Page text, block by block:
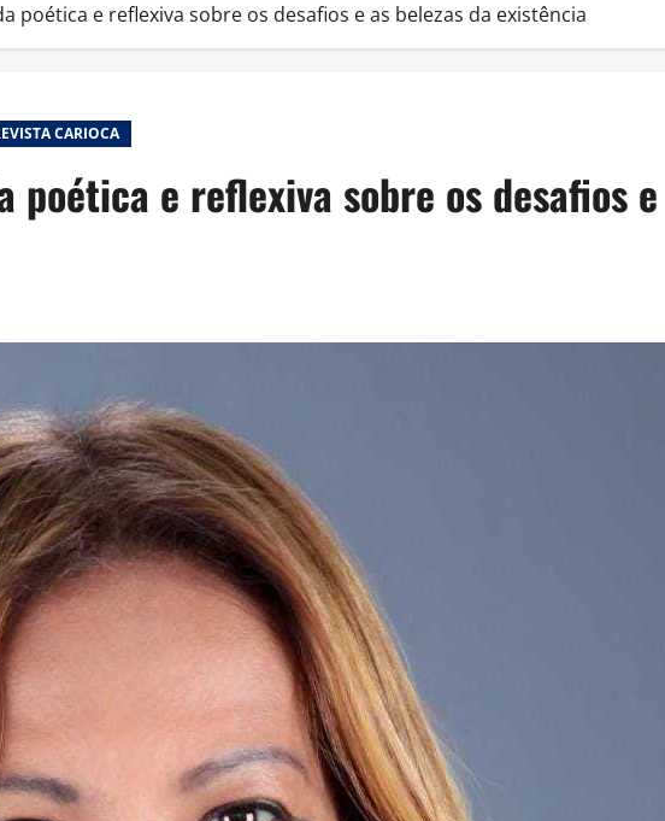
poética e reflexiva sobre os desafios e as belezas da existência
CARIOCA
poética e reflexiva sobre os desafios